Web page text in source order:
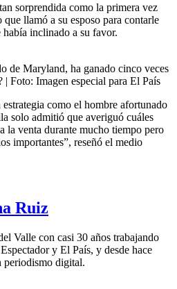
sorprendida como la primera vez
llamó a su esposo para contarle
había inclinado a su favor.
de Maryland, ha ganado cinco veces
| Foto: Imagen especial para El País
como el hombre afortunado
solo admitió que averiguó cuáles
la venta durante mucho tiempo pero
importantes”, reseñó el medio
Ruiz
Valle con casi 30 años trabajando
y El País, y desde hace
periodismo digital.